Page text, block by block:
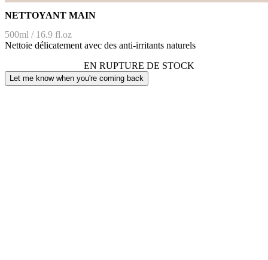
NETTOYANT MAIN
500ml / 16.9 fl.oz
Nettoie délicatement avec des anti-irritants naturels
EN RUPTURE DE STOCK
Let me know when you're coming back